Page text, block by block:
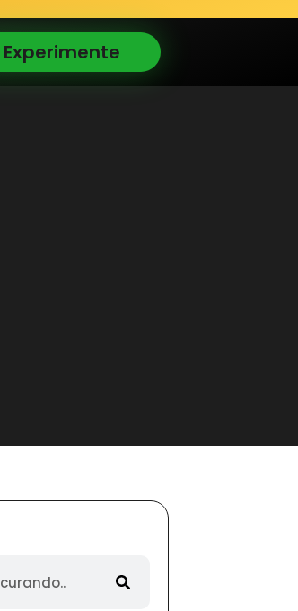
Experimente